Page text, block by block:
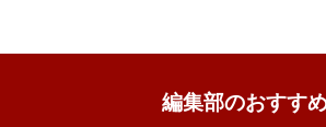
編集部のおすす